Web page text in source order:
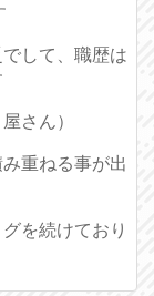
して、職歴は
さん）
重ねる事が出
を続けており